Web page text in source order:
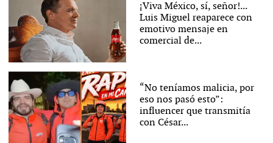
¡Viva México, sí, señor!...
Luis Miguel reaparece con
emotivo mensaje en
comercial de...
“No teníamos malicia, por
eso nos pasó esto”:
influencer que transmitía
con César...